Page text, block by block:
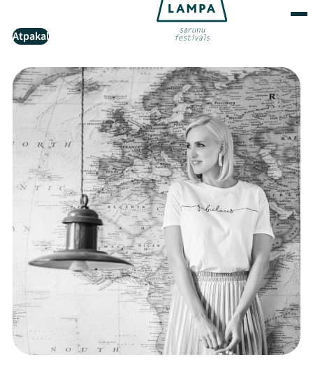
Atpakaļ